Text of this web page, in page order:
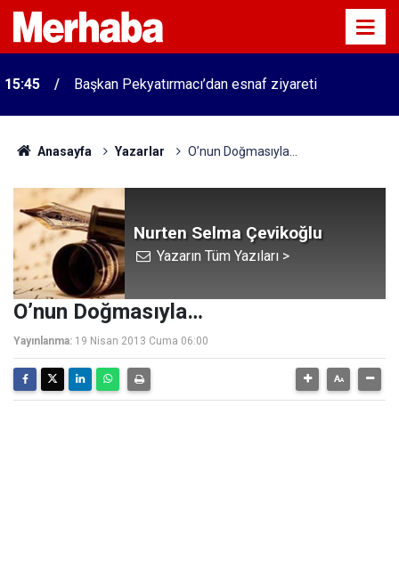
15:45 Başkan Pekyatırmacı’dan esnaf ziyareti
Anasayfa Yazarlar O’nun Doğmasıyla…
Nurten Selma Çevikoğlu
Yazarın Tüm Yazıları >
O’nun Doğmasıyla…
Yayınlanma: 19 Nisan 2013 Cuma 06:00